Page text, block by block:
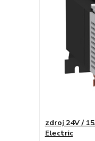
zdroj 24V /
Electric